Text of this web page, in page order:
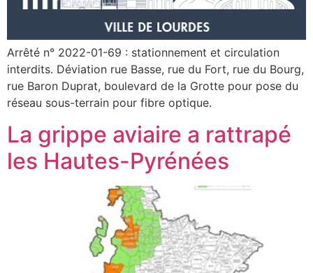
Arrêté n° 2022-01-69 : stationnement et circulation
interdits. Déviation rue Basse, rue du Fort, rue du Bourg,
rue Baron Duprat, boulevard de la Grotte pour pose du
réseau sous-terrain pour fibre optique.
La grippe aviaire a rattrapé
les Hautes-Pyrénées